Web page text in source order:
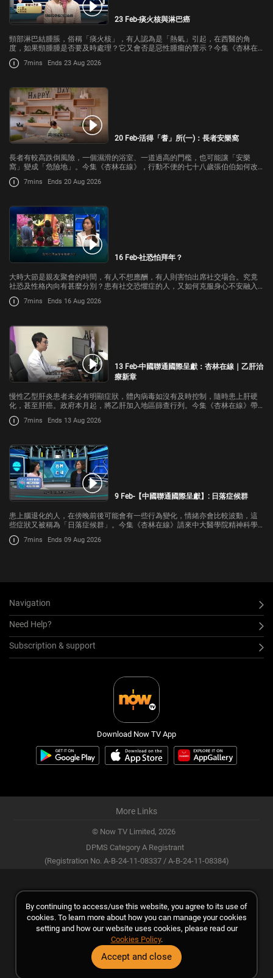
23 Feb-痰火核與淋巴癌
頸部淋巴結腫脹，俗稱「痰火核」，有人認為是「熱氣」引起，在西醫的角
度，如果頸腫腫是否要及時處理？它又會否是惡性腫瘤的警示？今集《杏林在
線》請來港大醫學院臨床腫瘤學系臨床教授鄺麗雲講解。
7mins Ends 23 Aug 2026
20 Feb-活得「耆」所(一)：長者安樂窩
長者有較高跌倒風險，一個濕滑的浴室、一道過高的門檻，也可能讓「安樂
窩」變成「危險地」。今集《杏林在線》，行動不便的七十八歲張伯伯如何改
善室內環境，防止意外發生呢？有專門研究人口健康的學者，會談談高齡化社
會怎樣逐步改善長者住屋規劃和配套。
7mins Ends 20 Aug 2026
16 Feb-社恐怕拜年？
大時大節是親友聚會的時間，有人不想應酬，有人則害怕出席社交場合。究竟
社恐及性格內向有甚麼分別？患有社交恐懼症的人，又如何克服身心不安融入
社會？今集《杏林在線》請來中大醫學院精神科榮譽臨床助理教授曹雲萊跟我
們講解。
7mins Ends 16 Aug 2026
13 Feb-中國聯通國際呈獻：杏林在線｜乙肝治
療新章
慢性乙型肝炎患者未必有明顯症狀，體內病毒如沒有及時控制，隨時患上肝硬
化，甚至肝癌。政府本月起，將乙肝加入地區篩查行列。今集《杏林在線》帶
大家了解乙肝篩查的過程，肝臟科醫生講解如何有效控制乙肝，內科學系教授
會介紹正在試驗的乙肝基因療法，未來如
7mins Ends 13 Aug 2026
9 Feb-【中國聯通國際呈獻】: 日落症候群
患上腦退化的人，在傍晚前後可能會有一些行為變化，情緒亦會比較波動，這
些症狀又被稱為「日落症候群」。今集《杏林在線》請來中大醫學院精神科學
系教授林翠華，講解症狀的成因，及家人在照顧上有甚麼要注意。
7mins Ends 09 Aug 2026
Navigation
Need Help?
Subscription & support
Download Now TV App
More Links
© Now TV Limited, 2026
DPMS Category A Registrant
(Registration No. A-B-24-11-08337 / A-B-24-11-08384)
By continuing to access/use this website, you agree to its use of
cookies. To learn more about how you can manage your cookies
setting and how our website uses cookies, please read our
Cookies Policy.
Accept and close